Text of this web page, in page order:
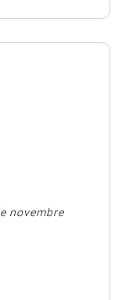
novembre